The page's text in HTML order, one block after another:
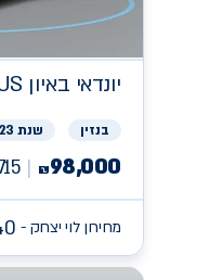
יונדאי PRIME PLUS באיון
בנזין שנת 2023
₪98,000
מחירון לוי יצחק -